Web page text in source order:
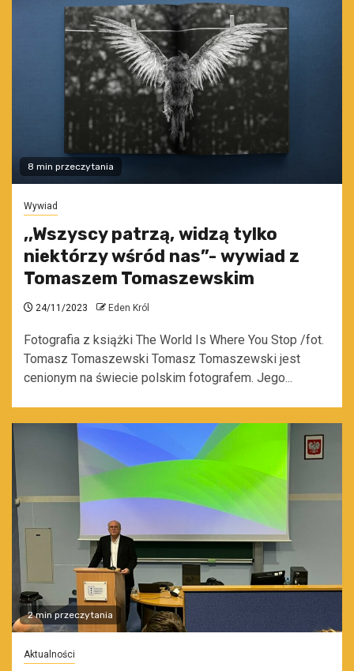
8 min przeczytania
Wywiad
,,Wszyscy patrzą, widzą tylko
niektórzy wśród nas”- wywiad z
Tomaszem Tomaszewskim
24/11/2023 Eden Król
Fotografia z książki The World Is Where You Stop /fot.
Tomasz Tomaszewski Tomasz Tomaszewski jest
cenionym na świecie polskim fotografem. Jego...
2 min przeczytania
Aktualności